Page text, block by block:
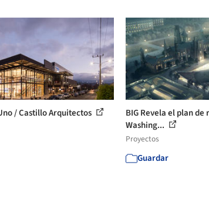
/ Castillo Arquitectos
BIG Revela el plan
Washing...
Proyectos
Guardar